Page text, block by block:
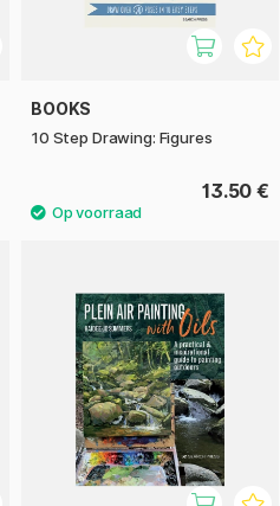
BOOKS
10 Step Drawing: Figures
13.50 €